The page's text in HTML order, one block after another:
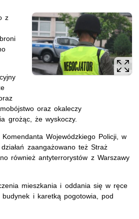
z
oraz okaleczy
grożąc, że wyskoczy.
Wojewódzkiego Policji, w
zaangażowano też Straż
również antyterrorystów z Warszawy
mieszkania i oddania się w ręce
i karetką pogotowia, pod